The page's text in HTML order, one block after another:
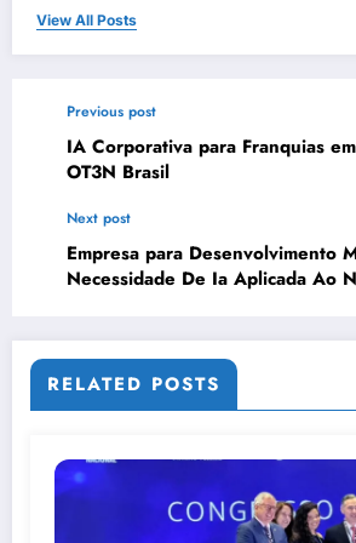
View All Posts
Previous post
IA Corporativa para Franquias
OT3N Brasil
Next post
Empresa para Desenvolvimento
Necessidade De Ia Aplicada Ao
RELATED POSTS